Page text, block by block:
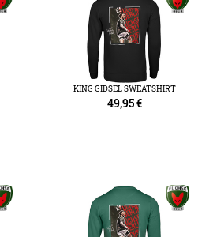
KING GIDSEL SWEATSHIRT
49,95€